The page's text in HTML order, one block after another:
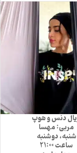
دنس و هوپ
مربی: مهسا
شنبه، دوشنبه
ساعت 21:00